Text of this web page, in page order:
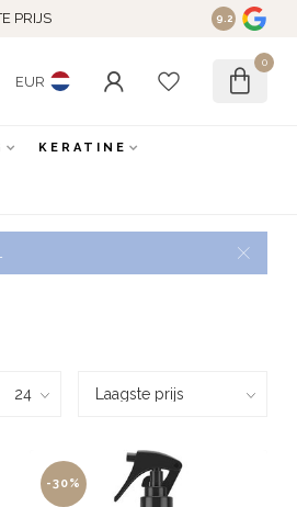
PRIJS 9.2
EUR
0
KERATINE
-30%